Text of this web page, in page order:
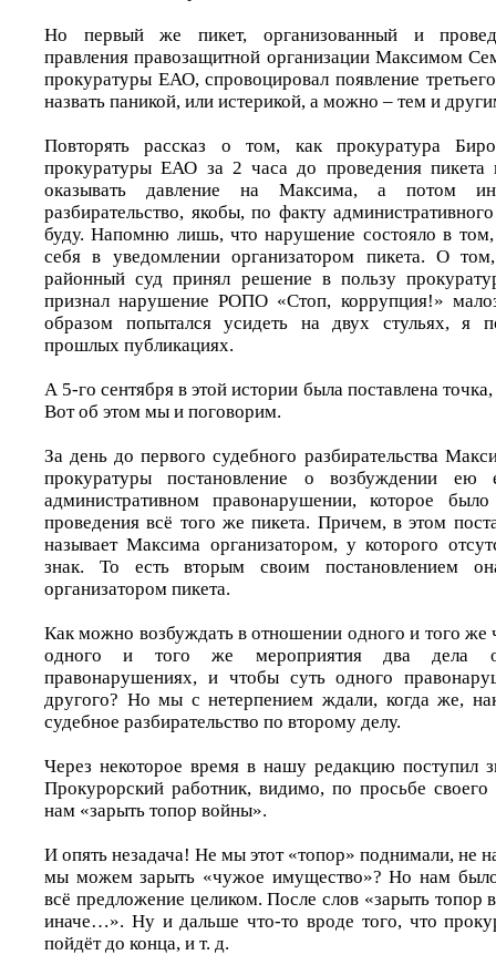
Но первый же пикет, организованный и
правления правозащитной организации Максимом
прокуратуры ЕАО, спровоцировал появление
назвать паникой, или истерикой, а можно – тем и
Повторять рассказ о том, как прокуратура
прокуратуры ЕАО за 2 часа до проведения пикета
оказывать давление на Максима, а потом
разбирательство, якобы, по факту
буду. Напомню лишь, что нарушение состояло в
себя в уведомлении организатором пикета. О
районный суд принял решение в пользу
признал нарушение РОПО «Стоп, коррупция!»
образом попытался усидеть на двух стульях, я
прошлых публикациях.
А 5-го сентября в этой истории была поставлена
Вот об этом мы и поговорим.
За день до первого судебного разбирательства
прокуратуры постановление о возбуждении
административном правонарушении, которое
проведения всё того же пикета. Причем, в этом
называет Максима организатором, у которого
знак. То есть вторым своим постановлением
организатором пикета.
Как можно возбуждать в отношении одного и того же
одного и того же мероприятия два дела об
правонарушениях, и чтобы суть одного
другого? Но мы с нетерпением ждали, когда же,
судебное разбирательство по второму делу.
Через некоторое время в нашу редакцию поступил
Прокурорский работник, видимо, по просьбе своего
нам «зарыть топор войны».
И опять незадача! Не мы этот «топор» поднимали, не
мы можем зарыть «чужое имущество»? Но нам
всё предложение целиком. После слов «зарыть топор
иначе…». Ну и дальше что-то вроде того, что
пойдёт до конца, и т. д.